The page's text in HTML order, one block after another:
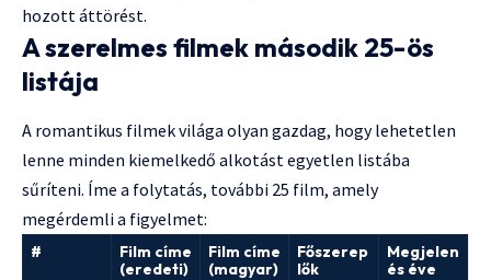
hozott áttörést.
A szerelmes filmek második 25-ös
listája
A romantikus filmek világa olyan gazdag, hogy lehetetlen
lenne minden kiemelkedő alkotást egyetlen listába
sűríteni. Íme a folytatás, további 25 film, amely
megérdemli a figyelmet:
#
Film címe
(eredeti)
Film címe
(magyar)
Főszerep
lők
Megjelen
és éve